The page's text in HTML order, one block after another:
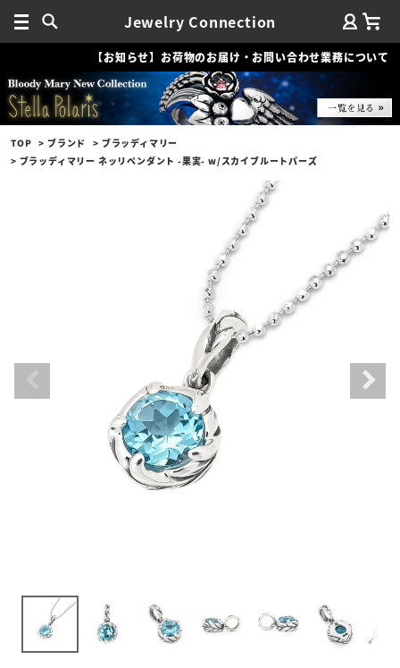
Jewelry Connection
【お知らせ】お荷物のお届け・お問い合わせ業務について
TOP ブランド
ブラッディマリー
ブラッディマリー ネッリペンダント -果実- w/スカイブルートパーズ